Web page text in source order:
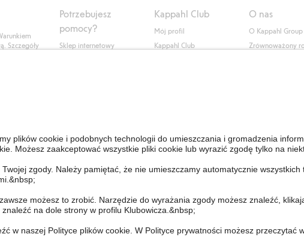
Szczegóły
Potrzebujesz
pomocy?
Sklep internetowy
Personal Styling
Odstąp od umowy
Kappahl Club
Mój profil
Kappahl Club
O nas
O Kappahl Group
Zrównoważony